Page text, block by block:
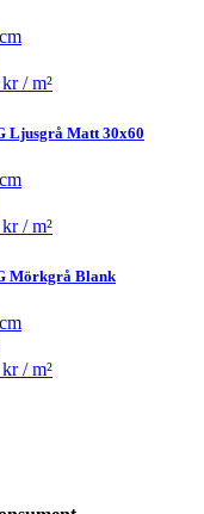
/ m²
Ljusgrå Matt 30x60
/ m²
Mörkgrå Blank
/ m²